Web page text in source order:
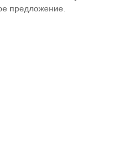
предложение.